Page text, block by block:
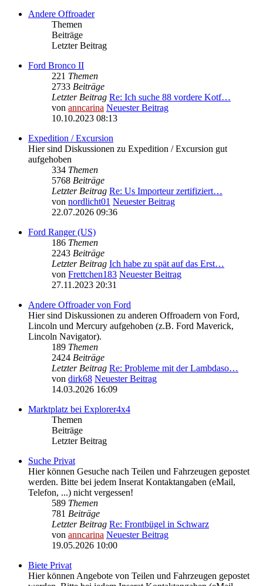
Andere Offroader
Themen
Beiträge
Letzter Beitrag
Ford Bronco II
221 Themen
2733 Beiträge
Letzter Beitrag Re: Ich suche 88 vordere Kotf…
von anncarina Neuester Beitrag
10.10.2023 08:13
Expedition / Excursion
Hier sind Diskussionen zu Expedition / Excursion gut
aufgehoben
334 Themen
5768 Beiträge
Letzter Beitrag Re: Us Importeur zertifiziert…
von nordlicht01 Neuester Beitrag
22.07.2026 09:36
Ford Ranger (US)
186 Themen
2243 Beiträge
Letzter Beitrag Ich habe zu spät auf das Erst…
von Frettchen183 Neuester Beitrag
27.11.2023 20:31
Andere Offroader von Ford
Hier sind Diskussionen zu anderen Offroadern von Ford,
Lincoln und Mercury aufgehoben (z.B. Ford Maverick,
Lincoln Navigator).
189 Themen
2424 Beiträge
Letzter Beitrag Re: Probleme mit der Lambdaso…
von dirk68 Neuester Beitrag
14.03.2026 16:09
Marktplatz bei Explorer4x4
Themen
Beiträge
Letzter Beitrag
Suche Privat
Hier können Gesuche nach Teilen und Fahrzeugen gepostet
werden. Bitte bei jedem Inserat Kontaktangaben (eMail,
Telefon, ...) nicht vergessen!
589 Themen
781 Beiträge
Letzter Beitrag Re: Frontbügel in Schwarz
von anncarina Neuester Beitrag
19.05.2026 10:00
Biete Privat
Hier können Angebote von Teilen und Fahrzeugen gepostet